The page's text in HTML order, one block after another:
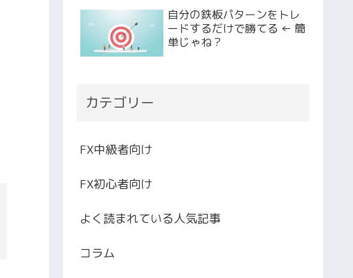
自分の鉄板パターンをトレ
ードするだけで勝てる ← 簡
単じゃね？
カテゴリー
FX中級者向け
FX初心者向け
よく読まれている人気記事
コラム